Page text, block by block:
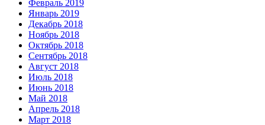
Февраль 2019
Январь 2019
Декабрь 2018
Ноябрь 2018
Октябрь 2018
Сентябрь 2018
Август 2018
Июль 2018
Июнь 2018
Май 2018
Апрель 2018
Март 2018